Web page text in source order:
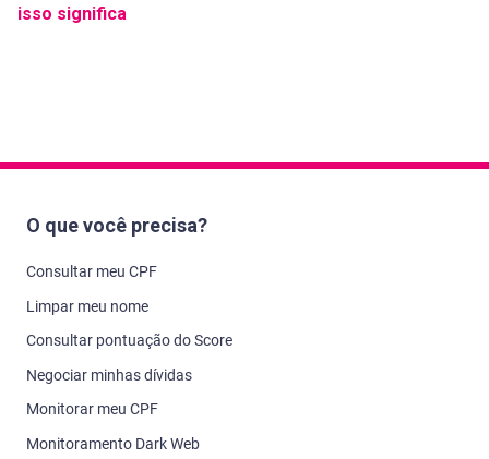
isso significa
O que você precisa?
Consultar meu CPF
Limpar meu nome
Consultar pontuação do Score
Negociar minhas dívidas
Monitorar meu CPF
Monitoramento Dark Web